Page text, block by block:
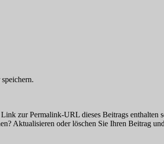
zur Permalink-URL dieses Beitrags
Aktualisieren oder löschen Sie Ihren Beitrag